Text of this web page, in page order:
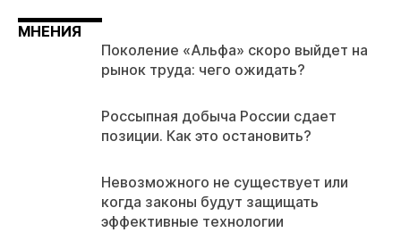
МНЕНИЯ
Поколение «Альфа» скоро выйдет на
рынок труда: чего ожидать?
Россыпная добыча России сдает
позиции. Как это остановить?
Невозможного не существует или
когда законы будут защищать
эффективные технологии